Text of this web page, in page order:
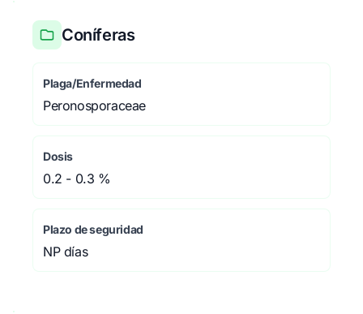
Coníferas
Plaga/Enfermedad
Peronosporaceae
Dosis
0.2 - 0.3 %
Plazo de seguridad
NP días